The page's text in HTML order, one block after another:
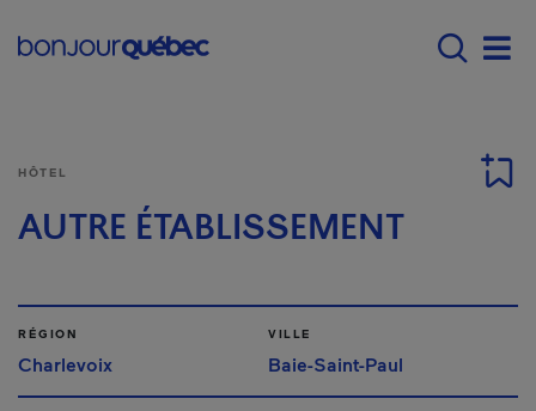
Main navigation -
HÔTEL
AUTRE ÉTABLISSEMENT
RÉGION
Charlevoix
VILLE
Baie-Saint-Paul